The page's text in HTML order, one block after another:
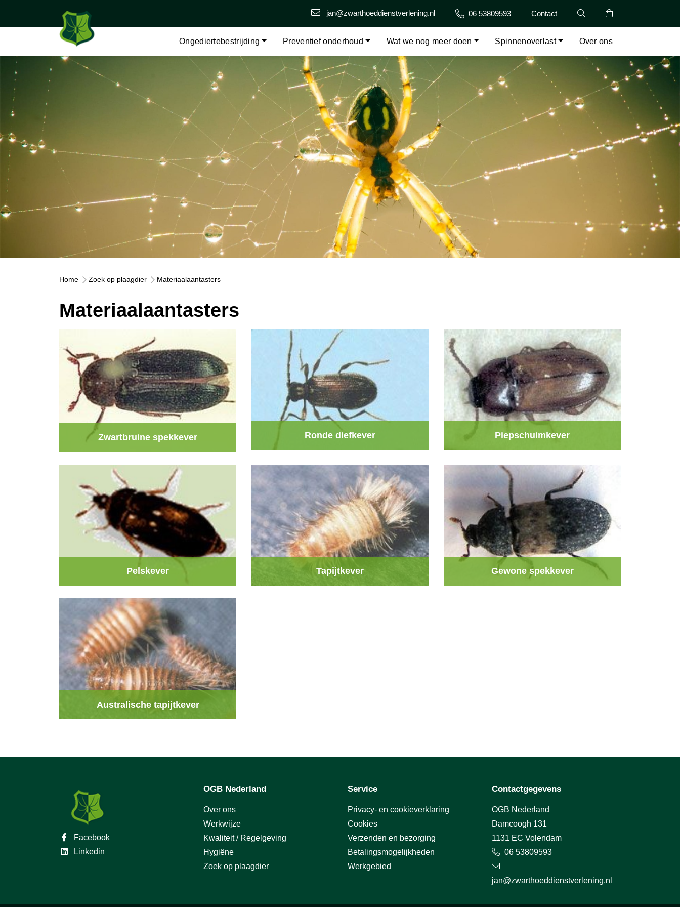
jan@zwarthoeddienstverlening.nl 06 53809593 Contact
Ongediertebestrijding Preventief onderhoud Wat we nog meer doen Spinnenoverlast Over ons
Home Zoek op plaagdier Materiaalaantasters
Materiaalaantasters
Zwartbruine spekkever Ronde diefkever Piepschuimkever
Pelskever Tapijtkever Gewone spekkever
Australische tapijtkever
Facebook
Linkedin
OGB Nederland
Over ons
Werkwijze
Kwaliteit / Regelgeving
Hygiëne
Zoek op plaagdier
Service
Privacy- en cookieverklaring
Cookies
Verzenden en bezorging
Betalingsmogelijkheden
Werkgebied
Contactgegevens
OGB Nederland
Damcoogh 131
1131 EC Volendam
06 53809593
jan@zwarthoeddienstverlening.nl